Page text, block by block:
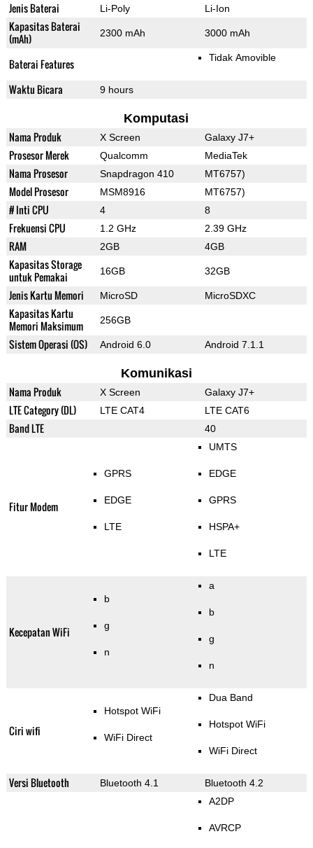
Jenis Baterai Li-Poly Li-Ion
Kapasitas Baterai
(mAh)
2300 mAh 3000 mAh
Baterai Features Tidak Amovible
Waktu Bicara 9 hours
Komputasi
Nama Produk X Screen Galaxy J7+
Prosesor Merek Qualcomm MediaTek
Nama Prosesor Snapdragon 410 MT6757)
Model Prosesor MSM8916 MT6757)
# Inti CPU 4 8
Frekuensi CPU 1.2 GHz 2.39 GHz
RAM 2GB 4GB
Kapasitas Storage
untuk Pemakai
16GB 32GB
Jenis Kartu Memori MicroSD MicroSDXC
Kapasitas Kartu
Memori Maksimum
256GB
Sistem Operasi (OS) Android 6.0 Android 7.1.1
Komunikasi
Nama Produk X Screen Galaxy J7+
LTE Category (DL) LTE CAT4 LTE CAT6
Band LTE 40
Fitur Modem
GPRS
EDGE
LTE
UMTS
EDGE
GPRS
HSPA+
LTE
Kecepatan WiFi
b
g
n
a
b
g
n
Ciri wifi
Hotspot WiFi
WiFi Direct
Dua Band
Hotspot WiFi
WiFi Direct
Versi Bluetooth Bluetooth 4.1 Bluetooth 4.2
A2DP
AVRCP